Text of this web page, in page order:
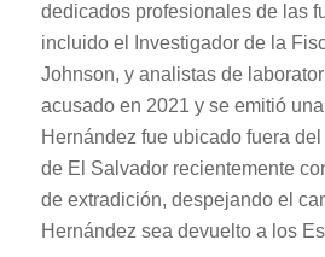
dedicados profesionales de las
incluido el Investigador de la
Johnson, y analistas de
acusado en 2021 y se emitió
Hernández fue ubicado fuera
de El Salvador recientemente
de extradición, despejando el
Hernández sea devuelto a los